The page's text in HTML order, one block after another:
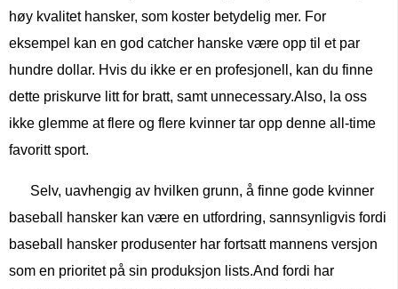
høy kvalitet hansker, som koster betydelig mer. For
eksempel kan en god catcher hanske være opp til et par
hundre dollar. Hvis du ikke er en profesjonell, kan du finne
dette priskurve litt for bratt, samt unnecessary.Also, la oss
ikke glemme at flere og flere kvinner tar opp denne all-time
favoritt sport.
Selv, uavhengig av hvilken grunn, å finne gode kvinner
baseball hansker kan være en utfordring, sannsynligvis fordi
baseball hansker produsenter har fortsatt mannens versjon
som en prioritet på sin produksjon lists.And fordi har